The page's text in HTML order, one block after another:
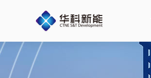
容